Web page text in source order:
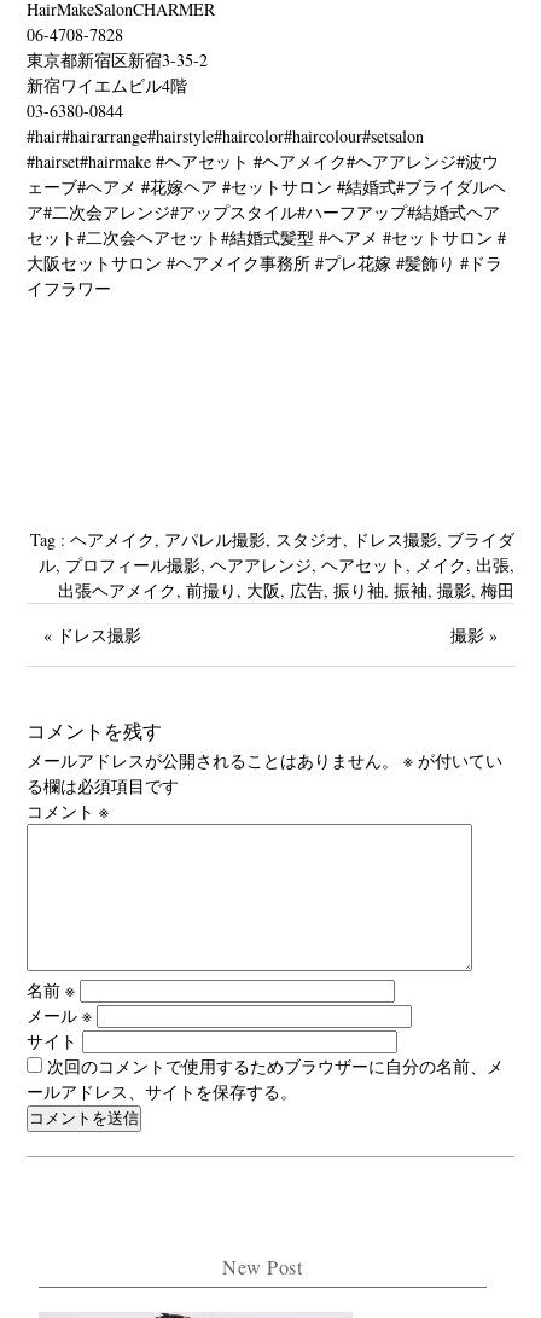
HairMakeSalonCHARMER
06-4708-7828
東京都新宿区新宿3-35-2
新宿ワイエムビル4階
03-6380-0844
#hair#hairarrange#hairstyle#haircolor#haircolour#setsalon
#hairset#hairmake #ヘアセット #ヘアメイク#ヘアアレンジ#波ウ
ェーブ#ヘアメ #花嫁ヘア #セットサロン #結婚式#ブライダルヘ
ア#二次会アレンジ#アップスタイル#ハーフアップ#結婚式ヘア
セット#二次会ヘアセット#結婚式髪型 #ヘアメ #セットサロン #
大阪セットサロン #ヘアメイク事務所 #プレ花嫁 #髪飾り #ドラ
イフラワー
Tag : ‪ヘアメイク, アパレル撮影, スタジオ‬, ドレス撮影, ブライダ
ル, プロフィール撮影, ヘアアレンジ, ヘアセット, メイク, 出張,
出張ヘアメイク, 前撮り, 大阪, 広告, 振り袖, 振袖, 撮影, 梅田
« ドレス撮影
撮影 »
コメントを残す
メールアドレスが公開されることはありません。 ※ が付いてい
る欄は必須項目です
コメント※
名前※
メール※
サイト
次回のコメントで使用するためブラウザーに自分の名前、メ
ールアドレス、サイトを保存する。
New Post